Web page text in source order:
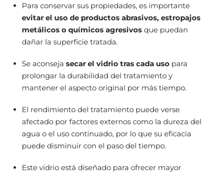
Para conservar sus propiedades, es importante
evitar el uso de productos abrasivos, estropajos
metálicos o químicos agresivos que puedan
dañar la superficie tratada.
Se aconseja secar el vidrio tras cada uso para
prolongar la durabilidad del tratamiento y
mantener el aspecto original por más tiempo.
El rendimiento del tratamiento puede verse
afectado por factores externos como la dureza del
agua o el uso continuado, por lo que su eficacia
puede disminuir con el paso del tiempo.
Este vidrio está diseñado para ofrecer mayor